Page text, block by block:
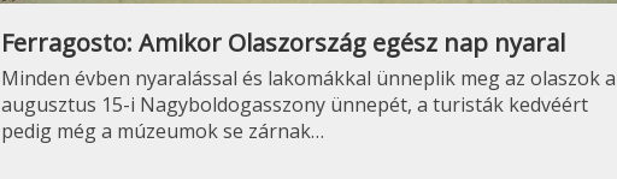
Ferragosto: Amikor Olaszország egész nap nyaral
Minden évben nyaralással és lakomákkal ünneplik meg az olaszok
augusztus 15-i Nagyboldogasszony ünnepét, a turisták kedvéért
pedig még a múzeumok se zárnak…